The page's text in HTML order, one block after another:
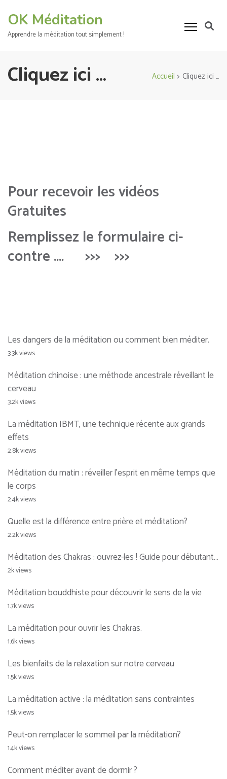
contenu
OK Méditation
Apprendre la méditation tout simplement !
Cliquez ici … Accueil > Cliquez ici …
Pour recevoir les vidéos
Gratuites
Remplissez le formulaire ci-
contre …. >>> >>>
Les dangers de la méditation ou comment bien méditer.
3.3k views
Méditation chinoise : une méthode ancestrale réveillant le
cerveau
3.2k views
La méditation IBMT, une technique récente aux grands
effets
2.8k views
Méditation du matin : réveiller l’esprit en même temps que
le corps
2.4k views
Quelle est la différence entre prière et méditation?
2.2k views
Méditation des Chakras : ouvrez-les ! Guide pour débutant…
2k views
Méditation bouddhiste pour découvrir le sens de la vie
1.7k views
La méditation pour ouvrir les Chakras.
1.6k views
Les bienfaits de la relaxation sur notre cerveau
1.5k views
La méditation active : la méditation sans contraintes
1.5k views
Peut-on remplacer le sommeil par la méditation?
1.4k views
Comment méditer avant de dormir ?